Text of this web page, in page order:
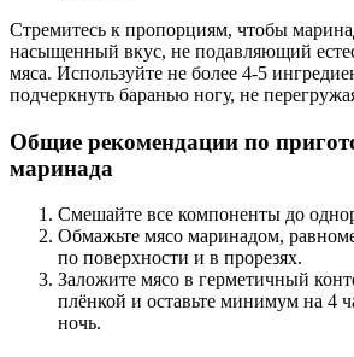
Стремитесь к пропорциям, чтобы
насыщенный вкус, не подавляющий
мяса. Используйте не более 4-5
подчеркнуть баранью ногу, не
Общие рекомендации по
маринада
Смешайте все компоненты до
Обмажьте мясо маринадом,
по поверхности и в прорезях.
Заложите мясо в герметичный
плёнкой и оставьте минимум на 4
ночь.